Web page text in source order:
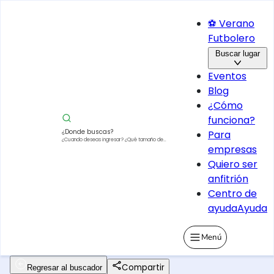
¿Donde buscas?
¿Cuando deseas ingresar?¿Qué tamaño de
⚽ Verano
Futbolero
Buscar lugar
Eventos
Blog
¿Cómo
funciona?
Para
empresas
Quiero ser
anfitrión
Centro de
ayudaAyuda
Menú
Regresar al buscador Compartir